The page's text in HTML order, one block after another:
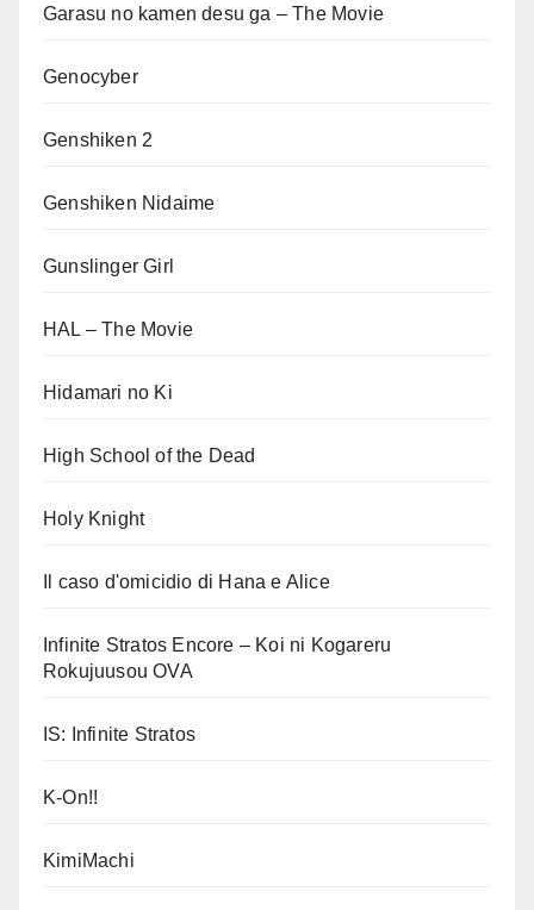
Garasu no kamen desu ga – The Movie
Genocyber
Genshiken 2
Genshiken Nidaime
Gunslinger Girl
HAL – The Movie
Hidamari no Ki
High School of the Dead
Holy Knight
Il caso d'omicidio di Hana e Alice
Infinite Stratos Encore – Koi ni Kogareru
Rokujuusou OVA
IS: Infinite Stratos
K-On!!
KimiMachi